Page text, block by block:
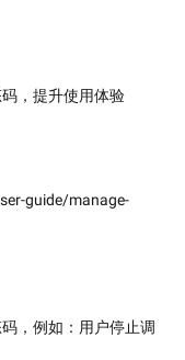
，提升使用体验
guide/manage-
，例如：用户停止调